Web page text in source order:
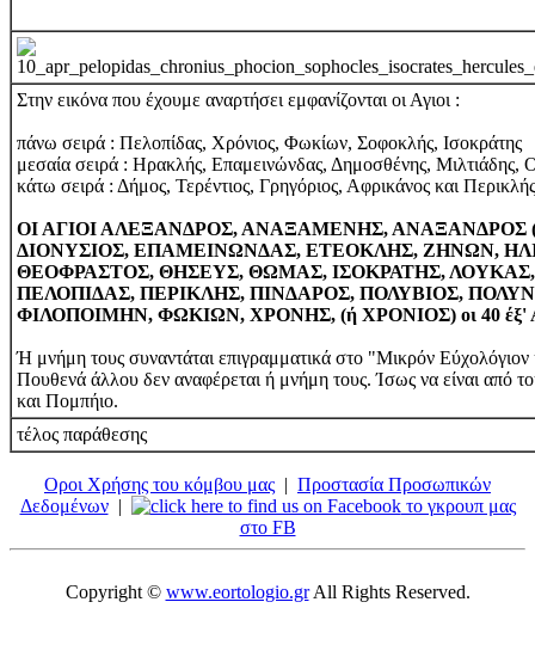
Στην εικόνα που έχουμε αναρτήσει εμφανίζονται οι Αγιοι :
πάνω σειρά : Πελοπίδας, Χρόνιος, Φωκίων, Σοφοκλής, Ισοκράτης
μεσαία σειρά : Ηρακλής, Επαμεινώνδας, Δημοσθένης, Μιλτιάδης,
κάτω σειρά : Δήμος, Τερέντιος, Γρηγόριος, Αφρικάνος και Περικλής
ΟΙ ΑΓΙΟΙ ΑΛΕΞΑΝΔΡΟΣ, ΑΝΑΞΑΜΕΝΗΣ,
ΔΙΟΝΥΣΙΟΣ, ΕΠΑΜΕΙΝΩΝΔΑΣ, ΕΤΕΟΚΛΗΣ, ΖΗΝΩΝ,
ΘΕΟΦΡΑΣΤΟΣ, ΘΗΣΕΥΣ, ΘΩΜΑΣ, ΙΣΟΚΡΑΤΗΣ,
ΠΕΛΟΠΙΔΑΣ, ΠΕΡΙΚΛΗΣ, ΠΙΝΔΑΡΟΣ, ΠΟΛΥΒΙΟΣ,
ΦΙΛΟΠΟΙΜΗΝ, ΦΩΚΙΩΝ, ΧΡΟΝΗΣ, (ή ΧΡΟΝΙΟΣ) οι 40 έξ'
Ή μνήμη τους συναντάται επιγραμματικά στο "Μικρόν
Πουθενά άλλου δεν αναφέρεται ή μνήμη τους. Ίσως να είναι από
και Πομπήιο.
τέλος παράθεσης
Οροι Χρήσης του κόμβου μας | Προστασία Προσωπικών
Δεδομένων|
το γκρουπ μας
στο FB
Copyright © www.eortologio.grAll Rights Reserved.